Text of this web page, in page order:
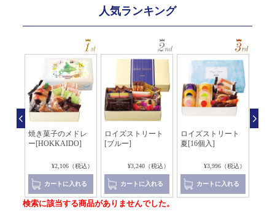
人気ランキング
焼き菓子のメドレ
ー[HOKKAIDO]
¥2,106（税込）
カートに入れる
ロイズストリート
[ブルー]
¥3,240（税込）
カートに入れる
ロイズストリート
夏[16個入]
¥3,996（税込）
カートに入れる
検索に該当する商品がありませんでした。